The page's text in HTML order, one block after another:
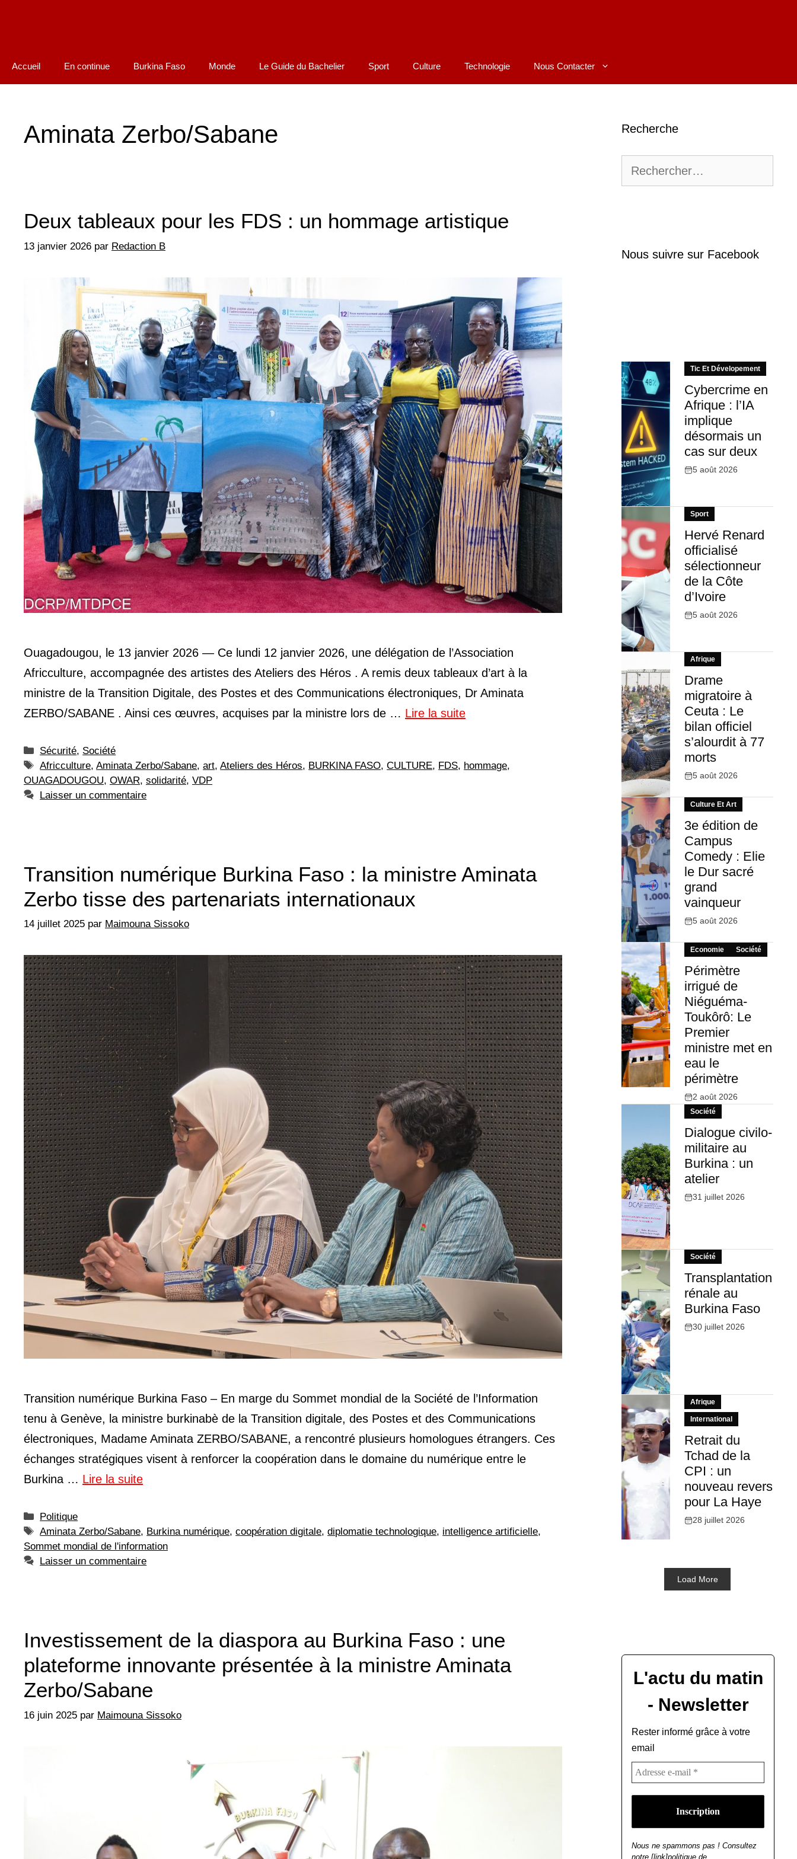
Accueil En continue Burkina Faso Monde Le Guide du Bachelier Sport Culture Technologie Nous Contacter
Aminata Zerbo/Sabane
Deux tableaux pour les FDS : un hommage artistique
13 janvier 2026 par Redaction B
Ouagadougou, le 13 janvier 2026 — Ce lundi 12 janvier 2026, une délégation de l’Association
Africculture, accompagnée des artistes des Ateliers des Héros . A remis deux tableaux d’art à la
ministre de la Transition Digitale, des Postes et des Communications électroniques, Dr Aminata
ZERBO/SABANE . Ainsi ces œuvres, acquises par la ministre lors de … Lire la suite
Catégories
Sécurité, Société
Étiquettes
Africculture,Aminata Zerbo/Sabane,art,Ateliers des Héros, BURKINA FASO,CULTURE, FDS, hommage,
OUAGADOUGOU, OWAR, solidarité, VDP
Laisser un commentaire
Transition numérique Burkina Faso : la ministre Aminata
Zerbo tisse des partenariats internationaux
14 juillet 2025 par Maimouna Sissoko
Transition numérique Burkina Faso – En marge du Sommet mondial de la Société de l’Information
tenu à Genève, la ministre burkinabè de la Transition digitale, des Postes et des Communications
électroniques, Madame Aminata ZERBO/SABANE, a rencontré plusieurs homologues étrangers. Ces
échanges stratégiques visent à renforcer la coopération dans le domaine du numérique entre le
Burkina … Lire la suite
Catégories
Politique
Étiquettes
Aminata Zerbo/Sabane, Burkina numérique,coopération digitale,diplomatie technologique, intelligence artificielle,
Sommet mondial de l'information
Laisser un commentaire
Investissement de la diaspora au Burkina Faso : une
plateforme innovante présentée à la ministre Aminata
Zerbo/Sabane
16 juin 2025 par Maimouna Sissoko
Recherche
Nous suivre sur Facebook
Tic Et Dévelopement
Cybercrime en
Afrique : l’IA
implique
désormais un
cas sur deux
5 août 2026
Sport
Hervé Renard
officialisé
sélectionneur
de la Côte
d’Ivoire
5 août 2026
Afrique
Drame
migratoire à
Ceuta : Le
bilan officiel
s’alourdit à 77
morts
5 août 2026
Culture Et Art
3e édition de
Campus
Comedy : Elie
le Dur sacré
grand
vainqueur
5 août 2026
Economie Société
Périmètre
irrigué de
Niéguéma-
Toukôrô: Le
Premier
ministre met en
eau le
périmètre
2 août 2026
Société
Dialogue civilo-
militaire au
Burkina : un
atelier
31 juillet 2026
Société
Transplantation
rénale au
Burkina Faso
30 juillet 2026
Afrique
International
Retrait du
Tchad de la
CPI : un
nouveau revers
pour La Haye
28 juillet 2026
Load More
L'actu du matin
- Newsletter
Rester informé grâce à votre
email
Nous ne spammons pas ! Consultez
notre [link]politique de